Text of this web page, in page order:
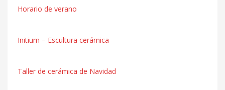
Horario de verano
Initium – Escultura cerámica
Taller de cerámica de Navidad